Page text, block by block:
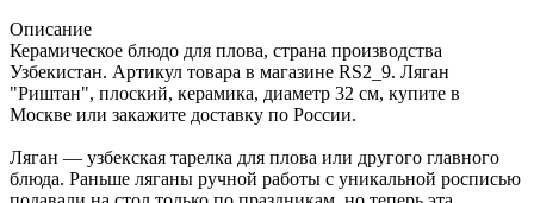
Описание
Керамическое блюдо для плова, страна производства
Узбекистан. Артикул товара в магазине RS2_9. Ляган
"Риштан", плоский, керамика, диаметр 32 см, купите в
Москве или закажите доставку по России.
Ляган — узбекская тарелка для плова или другого главного
блюда. Раньше ляганы ручной работы с уникальной росписью